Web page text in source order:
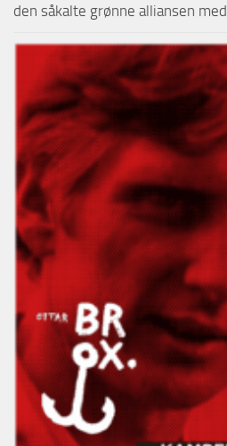
den såkalte grønne alliansen